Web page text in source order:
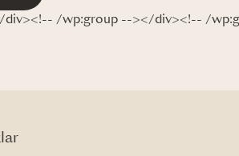
/wp:group --></div><!-- /